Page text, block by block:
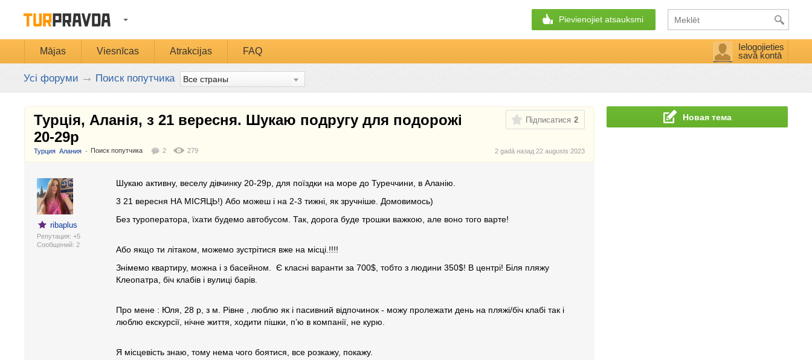
Pievienojiet atsauksmi
Mājas Viesnīcas Atrakcijas FAQ
Ielogojieties
savā kontā
Усі форуми → Поиск попутчика
Турція, Аланія, з 21 вересня. Шукаю подругу для подорожі
20-29р
2 gadā назад 22 augusts 2023
Поиск попутчика 2 279
Підписатися 2
ribaplus
Репутация: +5
Cообщений: 2
Шукаю активну, веселу дівчинку 20-29р, для поїздки на море до Туреччини, в Аланію.
3 21 вересня НА МІСЯЦЬ!) Або можеш і на 2-3 тижні, як зручніше. Домовимось)
Без туроператора, їхати будемо автобусом. Так, дорога буде трошки важкою, але воно того варте!
Або якщо ти літаком, можемо зустрітися вже на місці.!!!!
Знімемо квартиру, можна і з басейном. Є класні варанти за 700$, тобто з людини 350$! В центрі! Біля пляжу
Клеопатра, біч клабів і вулиці барів.
Про мене : Юля, 28 р, з м. Рівне , люблю як і пасивний відпочинок - можу пролежати день на пляжі/біч клабі так і
люблю екскурсії, нічне життя, ходити пішки, пʼю в компанії, не курю.
Я місцевість знаю, тому нема чого боятися, все розкажу, покажу.
Турция Алания
Новая тема